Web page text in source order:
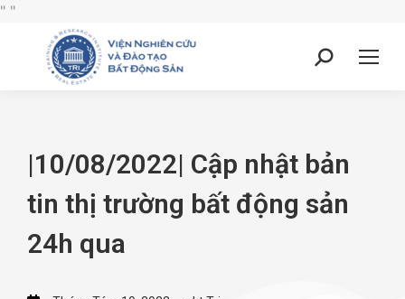
" "
|10/08/2022| Cập nhật bản
tin thị trường bất động sản
24h qua